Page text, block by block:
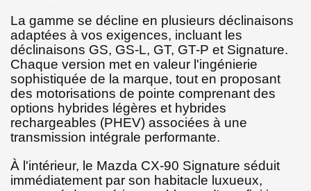
La gamme se décline en plusieurs déclinaisons
adaptées à vos exigences, incluant les
déclinaisons GS, GS-L, GT, GT-P et Signature.
Chaque version met en valeur l'ingénierie
sophistiquée de la marque, tout en proposant
des motorisations de pointe comprenant des
options hybrides légères et hybrides
rechargeables (PHEV) associées à une
transmission intégrale performante.
À l'intérieur, le Mazda CX-90 Signature séduit
immédiatement par son habitacle luxueux,